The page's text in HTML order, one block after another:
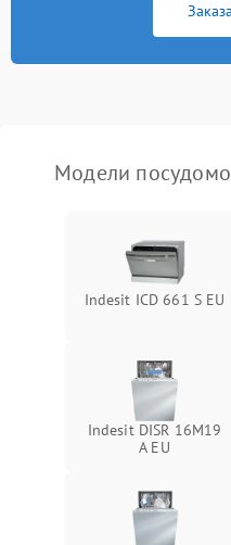
Модели
Indesit ICD 661 S EU
Indesit DISR 16M19
A EU